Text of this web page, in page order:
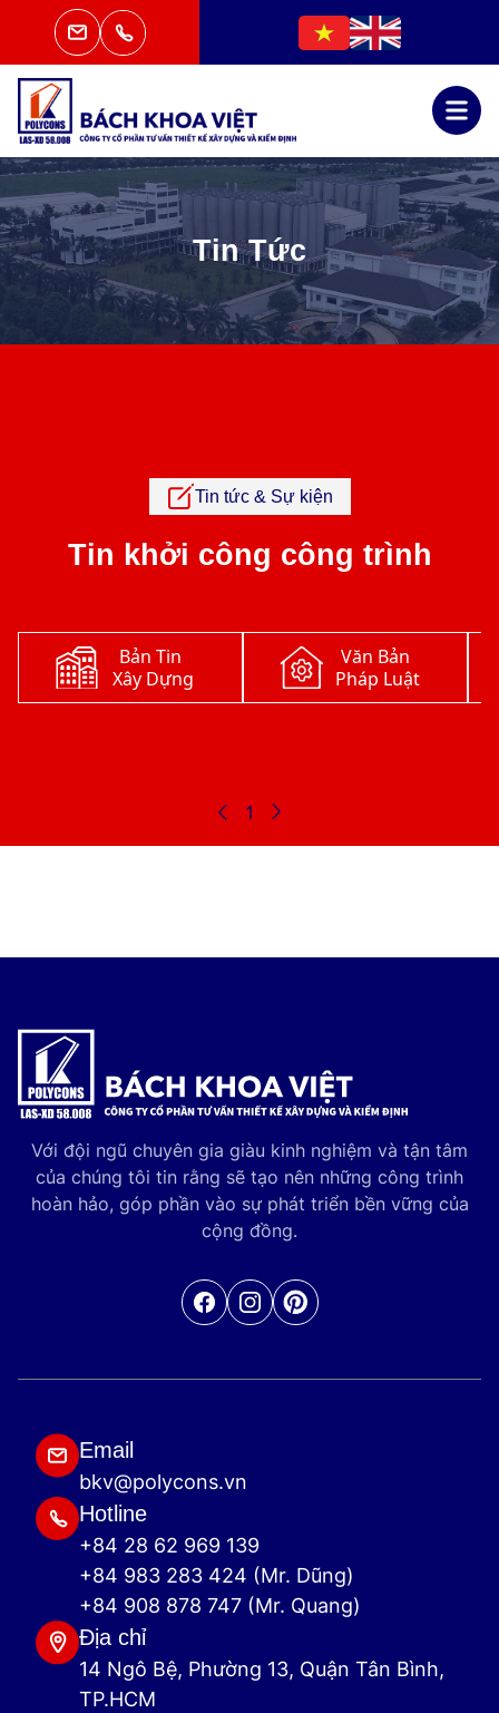
Tin Tức
Tin tức & Sự kiện
Tin khởi công công trình
Bản Tin
Xây Dựng
Văn Bản
Pháp Luật
1
Với đội ngũ chuyên gia giàu kinh nghiệm và tận tâm
của chúng tôi tin rằng sẽ tạo nên những công trình
hoàn hảo, góp phần vào sự phát triển bền vững của
cộng đồng.
Facebook Pinterest
Email
bkv@polycons.vn
Hotline
+84 28 62 969 139
+84 983 283 424 (Mr. Dũng)
+84 908 878 747 (Mr. Quang)
Địa chỉ
14 Ngô Bệ, Phường 13, Quận Tân Bình,
TP.HCM